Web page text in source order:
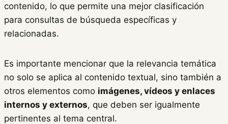
contenido, lo que permite una mejor clasificación
para consultas de búsqueda específicas y
relacionadas.
Es importante mencionar que la relevancia temática
no solo se aplica al contenido textual, sino también a
otros elementos como imágenes, vídeos y enlaces
internos y externos, que deben ser igualmente
pertinentes al tema central.